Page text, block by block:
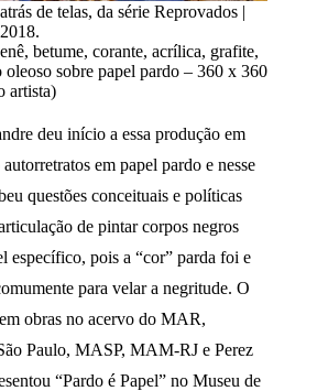
de telas, da série Reprovados |
betume, corante, acrílica, grafite,
oleoso sobre papel pardo – 360 x 360
artista)
deu início a essa produção em
em papel pardo e nesse
questões conceituais e políticas
de pintar corpos negros
específico, pois a “cor” parda foi e
para velar a negritude. O
obras no acervo do MAR,
Paulo, MASP, MAM-RJ e Perez
“Pardo é Papel” no Museu de